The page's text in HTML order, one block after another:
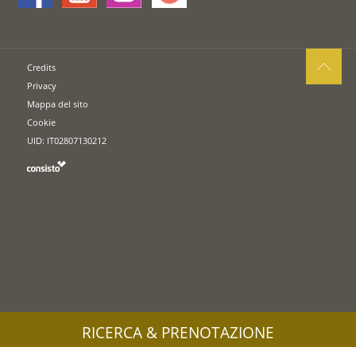
Credits
Privacy
Mappa del sito
Cookie
UID: IT02807130212
RICERCA & PRENOTAZIONE